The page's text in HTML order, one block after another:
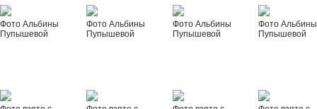
Фото Альбины
Пупышевой
Фото Альбины
Пупышевой
Фото Альбины
Пупышевой
Фото Альбины
Пупышевой